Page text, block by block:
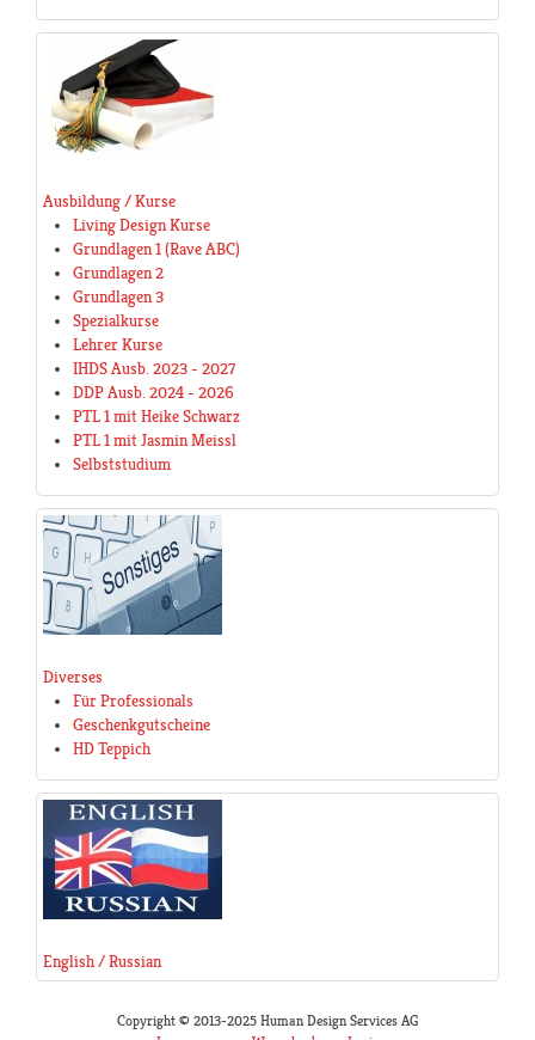
Ausbildung / Kurse
Living Design Kurse
Grundlagen 1 (Rave ABC)
Grundlagen 2
Grundlagen 3
Spezialkurse
Lehrer Kurse
IHDS Ausb. 2023 - 2027
DDP Ausb. 2024 - 2026
PTL 1 mit Heike Schwarz
PTL 1 mit Jasmin Meissl
Selbststudium
Diverses
Für Professionals
Geschenkgutscheine
HD Teppich
English / Russian
Copyright © 2013-2025 Human Design Services AG